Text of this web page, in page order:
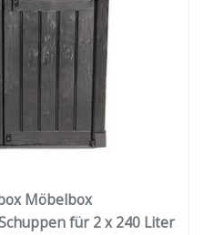
Möbelbox
für 2 x 240 Liter